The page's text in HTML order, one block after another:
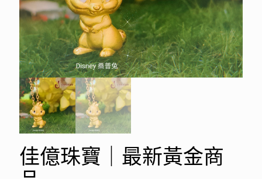
佳億珠寶｜最新黃金商